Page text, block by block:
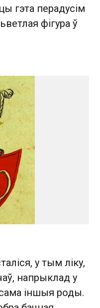
гэта перадусім
фігура ў
у тым ліку,
напрыклад у
іншыя роды.